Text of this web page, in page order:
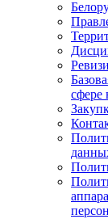
сфере